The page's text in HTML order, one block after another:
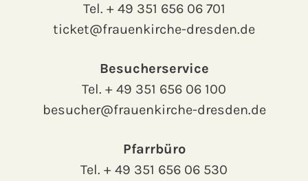
Tel. + 49 351 656 06 701
ticket@frauenkirche-dresden.de
Besucherservice
Tel. + 49 351 656 06 100
besucher@frauenkirche-dresden.de
Pfarrbüro
Tel. + 49 351 656 06 530